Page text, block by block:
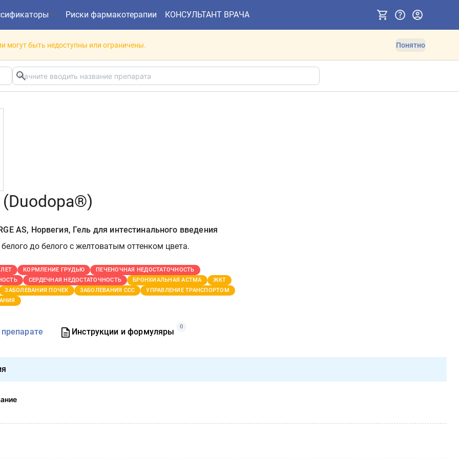
Риски фармакотерапии КОНСУЛЬТАНТ ВРАЧА
могут быть недоступны или ограничены. Понятно
AS, Норвегия, Гель для интестинального введения
до белого с желтоватым оттенком цвета.
КОРМЛЕНИЕ ГРУДЬЮ
ПЕЧЕНОЧНАЯ НЕДОСТАТОЧНОСТЬ
СЕРДЕЧНАЯ НЕДОСТАТОЧНОСТЬ БРОНХИАЛЬНАЯ АСТМА
ЖКТ
ЗАБОЛЕВАНИЯ ПОЧЕК ЗАБОЛЕВАНИЯ ССС
УПРАВЛЕНИЕ ТРАНСПОРТОМ
Инструкции и формуляры
0